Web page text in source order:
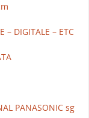
– DIGITALE – ETC
PANASONIC sg